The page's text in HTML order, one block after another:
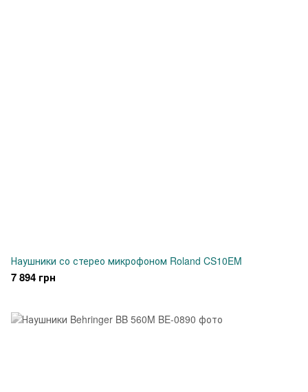
Наушники со стерео микрофоном Roland CS10EM
7 894 грн